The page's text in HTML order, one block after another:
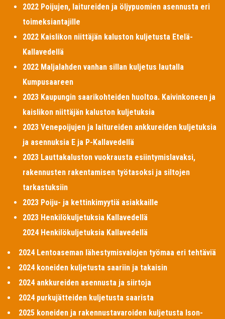
2022 Poijujen, laitureiden ja öljypuomien asennusta eri
toimeksiantajille
2022 Kaislikon niittäjän kaluston kuljetusta Etelä-
Kallavedellä
2022 Maljalahden vanhan sillan kuljetus lautalla
Kumpusaareen
2023 Kaupungin saarikohteiden huoltoa. Kaivinkoneen ja
kaislikon niittäjän kaluston kuljetuksia
2023 Venepoijujen ja laitureiden ankkureiden kuljetuksia
ja asennuksia E ja P-Kallavedellä
2023 Lauttakaluston vuokrausta esiintymislavaksi,
rakennusten rakentamisen työtasoksi ja siltojen
tarkastuksiin
2023 Poiju- ja kettinkimyytiä asiakkaille
2023 Henkilökuljetuksia Kallavedellä
2024 Henkilökuljetuksia Kallavedellä
2024 Lentoaseman lähestymisvalojen työmaa eri tehtäviä
2024 koneiden kuljetusta saariin ja takaisin
2024 ankkureiden asennusta ja siirtoja
2024 purkujätteiden kuljetusta saarista
2025 koneiden ja rakennustavaroiden kuljetusta Ison-